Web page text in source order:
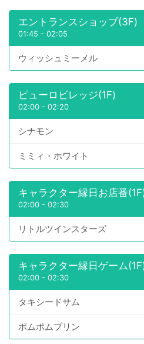
エントランスショップ(3F)
01:45 - 02:05
ウィッシュミーメル
ピューロビレッジ(1F)
02:00 - 02:20
シナモン
ミミィ・ホワイト
キャラクター縁日お店番
02:00 - 02:30
リトルツインスターズ
キャラクター縁日ゲーム
02:00 - 02:30
タキシードサム
ポムポムプリン